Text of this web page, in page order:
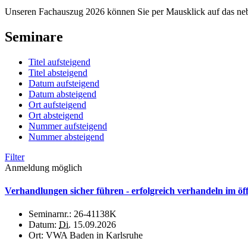
Unseren Fachauszug 2026 können Sie per Mausklick auf das
Seminare
Titel aufsteigend
Titel absteigend
Datum aufsteigend
Datum absteigend
Ort aufsteigend
Ort absteigend
Nummer aufsteigend
Nummer absteigend
Filter
Anmeldung möglich
Verhandlungen sicher führen - erfolgreich verhandeln im
Seminarnr.: 26-41138K
Datum: Di. 15.09.2026
Ort: VWA Baden in Karlsruhe